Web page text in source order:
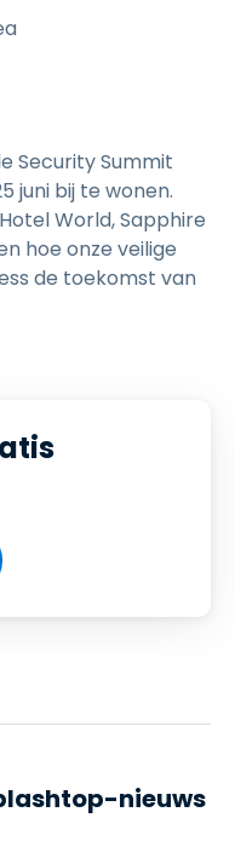
Security Summit
juni bij te wonen.
World, Sapphire
hoe onze veilige
de toekomst van
nieuws